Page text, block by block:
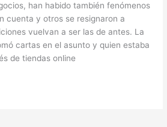
han habido también fenómenos
cuenta y otros se resignaron a
vuelvan a ser las de antes. La
cartas en el asunto y quien estaba
de tiendas online